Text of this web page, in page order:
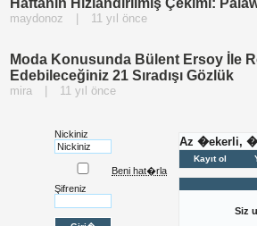
Haftanın Hızlandırılmış Çekimi:
maydonoz 11 yıl önce
Moda Konusunda Bülent Ersoy İle
Edebileceğiniz 21 Sıradışı Gözlük
mira 11 yıl önce
Nickiniz
Beni hat�rla
Şifreniz
Az �ekerli,
Kayıt ol
Siz